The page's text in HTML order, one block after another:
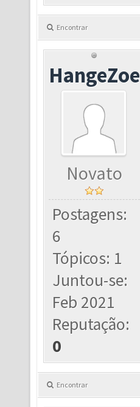
Encontrar
HangeZoe
Novato
Postagens:
6
Tópicos: 1
Juntou-se:
Feb 2021
Reputação:
0
Encontrar